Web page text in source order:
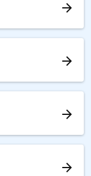
arrow_forward
arrow_forward
arrow_forward
arrow_forward